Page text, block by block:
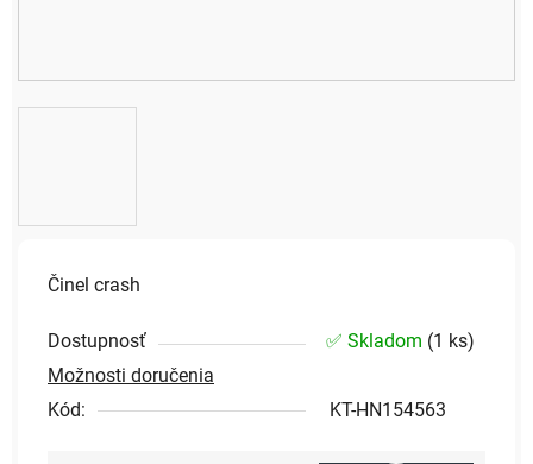
Činel crash
Dostupnosť ✅ Skladom (1 ks)
Možnosti doručenia
Kód:
KT-HN154563